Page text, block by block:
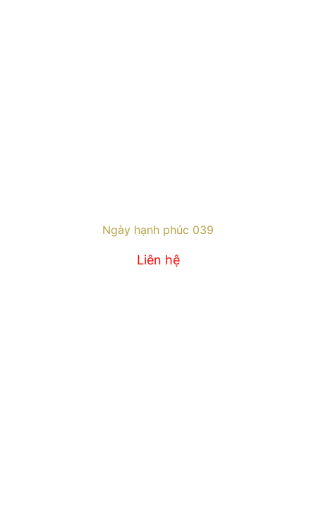
Ngày hạnh phúc 039
Liên hệ